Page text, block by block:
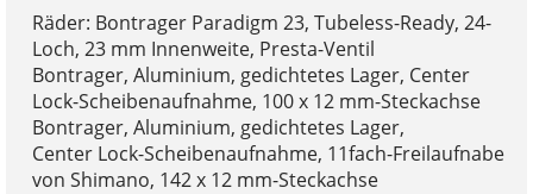
Räder: Bontrager Paradigm 23, Tubeless-Ready, 24-
Loch, 23 mm Innenweite, Presta-Ventil
Bontrager, Aluminium, gedichtetes Lager, Center
Lock-Scheibenaufnahme, 100 x 12 mm-Steckachse
Bontrager, Aluminium, gedichtetes Lager,
Center Lock-Scheibenaufnahme, 11fach-Freilaufnabe
von Shimano, 142 x 12 mm-Steckachse